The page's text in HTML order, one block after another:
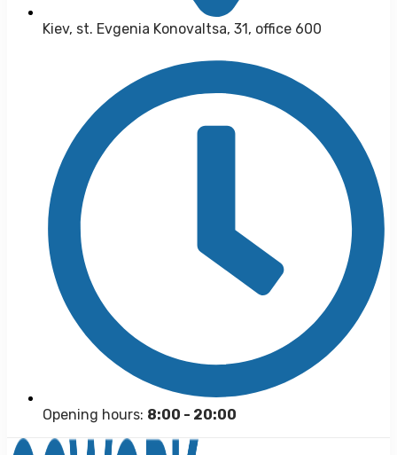
Kiev, st. Evgenia Konovaltsa, 31, office 600
Opening hours: 8:00 - 20:00